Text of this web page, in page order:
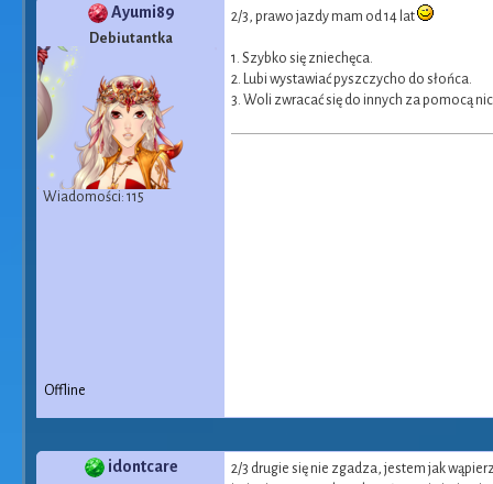
Ayumi89
Debiutantka
Wiadomości: 115
2/3, prawo jazdy mam od 14 lat
1. Szybko się zniechęca.
2. Lubi wystawiać pyszczycho do słońca.
3. Woli zwracać się do innych za pomocą
Offline
idontcare
2/3 drugie się nie zgadza, jestem jak